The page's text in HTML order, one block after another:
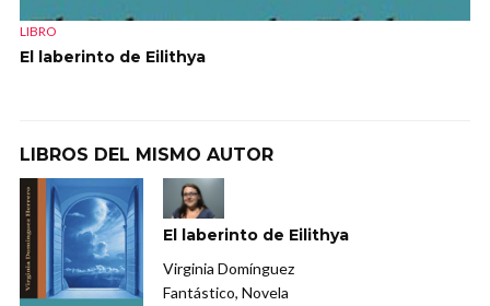
LIBRO
El laberinto de Eilithya
LIBROS DEL MISMO AUTOR
El laberinto de Eilithya
Virginia Domínguez
Fantástico, Novela